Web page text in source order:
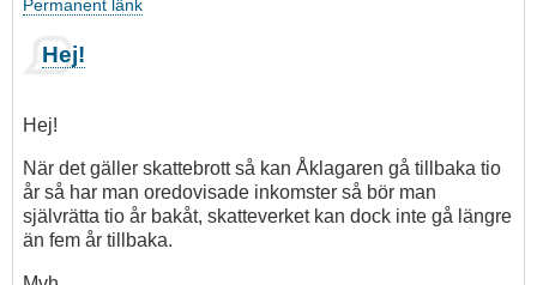
Permanent länk
Hej!
Hej!
När det gäller skattebrott så kan Åklagaren gå tillbaka tio
år så har man oredovisade inkomster så bör man
självrätta tio år bakåt, skatteverket kan dock inte gå längre
än fem år tillbaka.